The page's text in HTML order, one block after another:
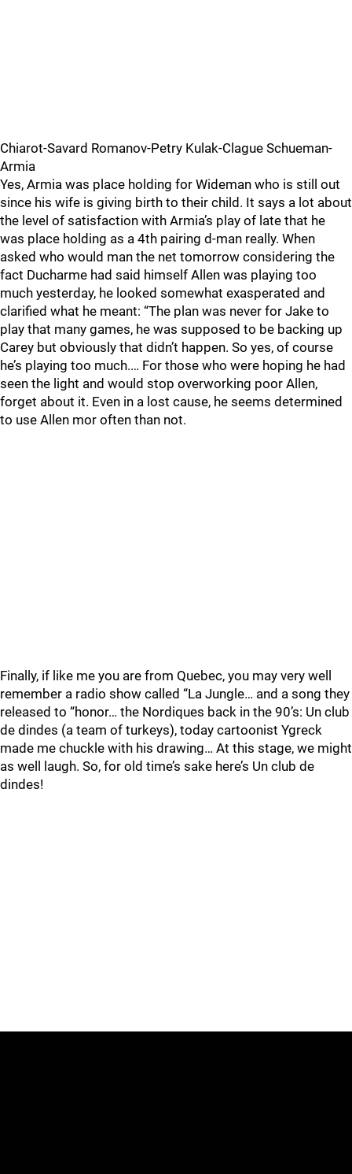
Chiarot-Savard Romanov-Petry Kulak-Clague Schueman-
Armia
Yes, Armia was place holding for Wideman who is still out
since his wife is giving birth to their child. It says a lot about
the level of satisfaction with Armia’s play of late that he
was place holding as a 4th pairing d-man really. When
asked who would man the net tomorrow considering the
fact Ducharme had said himself Allen was playing too
much yesterday, he looked somewhat exasperated and
clarified what he meant: “The plan was never for Jake to
play that many games, he was supposed to be backing up
Carey but obviously that didn’t happen. So yes, of course
he’s playing too much.… For those who were hoping he had
seen the light and would stop overworking poor Allen,
forget about it. Even in a lost cause, he seems determined
to use Allen mor often than not.
Finally, if like me you are from Quebec, you may very well
remember a radio show called “La Jungle… and a song they
released to “honor… the Nordiques back in the 90’s: Un club
de dindes (a team of turkeys), today cartoonist Ygreck
made me chuckle with his drawing… At this stage, we might
as well laugh. So, for old time’s sake here’s Un club de
dindes!